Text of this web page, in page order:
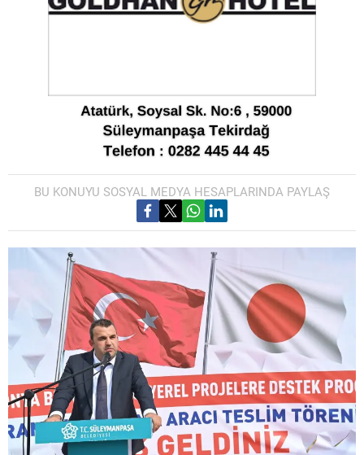
BU KONUYU SOSYAL MEDYA HESAPLARINDA PAYLAŞ